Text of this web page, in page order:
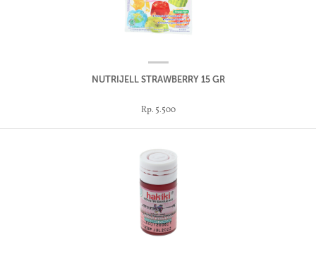
NUTRIJELL STRAWBERRY 15 GR
Rp. 5.500